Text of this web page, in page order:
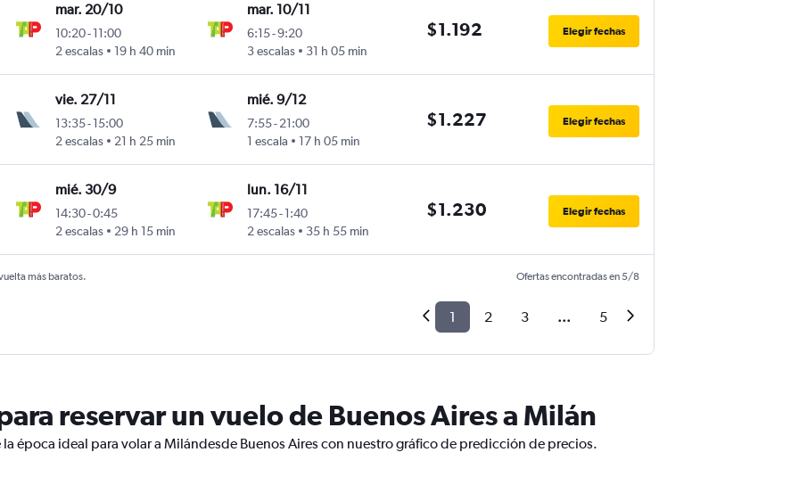
mar. 20/10
10:20-11:00
2 escalas
19 h 40 min
mar. 10/11
6:15-9:20
3 escalas
31 h 05 min
$1.192 Elegir fechas
vie. 27/11
13:35-15:00
2 escalas
21 h 25 min
mié. 9/12
7:55-21:00
1 escala
17 h 05 min
$1.227 Elegir fechas
mié. 30/9
14:30-0:45
2 escalas
29 h 15 min
lun. 16/11
17:45-1:40
2 escalas
35 h 55 min
$1.230 Elegir fechas
más baratos. Ofertas encontradas en 5/8
1 2 3 ... 5
reservar un vuelo de Buenos Aires a Milán
época ideal para volar a Milándesde Buenos Aires con nuestro gráfico de predicción de precios.